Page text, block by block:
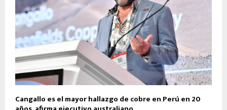
Cangallo es el mayor hallazgo de cobre en Perú en 20